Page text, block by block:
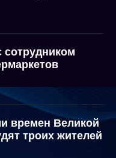
сотрудником
времен Великой
троих жителей